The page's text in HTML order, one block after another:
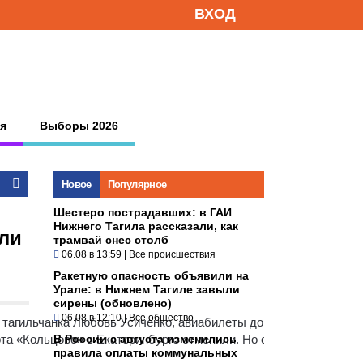
ВХОД
Выборы 2026
Любовь Усиченко, авиабилеты до Манилы с
«Кольцово» в Екатеринбурге отменили. Но об этом, по
Новое Популярное
Шестеро пострадавших: в ГАИ
Нижнего Тагила рассказали, как
трамвай снес столб
06.08 в 13:59 | Все происшествия
Ракетную опасность объявили на
Урале: в Нижнем Тагиле завыли
сирены (обновлено)
06.08 в 12:10|Все общество
В России с августа изменились
правила оплаты коммунальных